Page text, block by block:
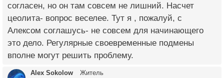
согласен, но он там совсем не лишний. Насчет
цеолита- вопрос веселее. Тут я , пожалуй, с
Алексом соглашусь- не совсем для начинающего
это дело. Регулярные своевременные подмены
вполне могут решить проблему.
Alex Sokolow Житель